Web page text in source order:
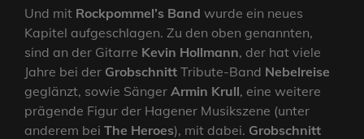
Und mit Rockpommel’s Band wurde ein neues
Kapitel aufgeschlagen. Zu den oben genannten,
sind an der Gitarre Kevin Hollmann, der hat viele
Jahre bei der Grobschnitt Tribute-Band Nebelreise
geglänzt, sowie Sänger Armin Krull, eine weitere
prägende Figur der Hagener Musikszene (unter
anderem bei The Heroes), mit dabei. Grobschnitt